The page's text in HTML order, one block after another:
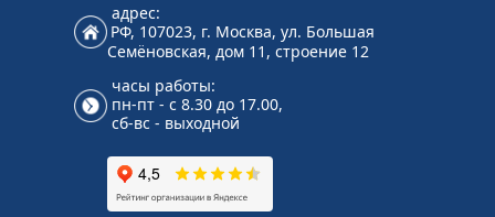
адрес:
РФ, 107023, г. Москва, ул. Большая
Семёновская, дом 11, строение 12
часы работы:
пн-пт - с 8.30 до 17.00,
сб-вс - выходной